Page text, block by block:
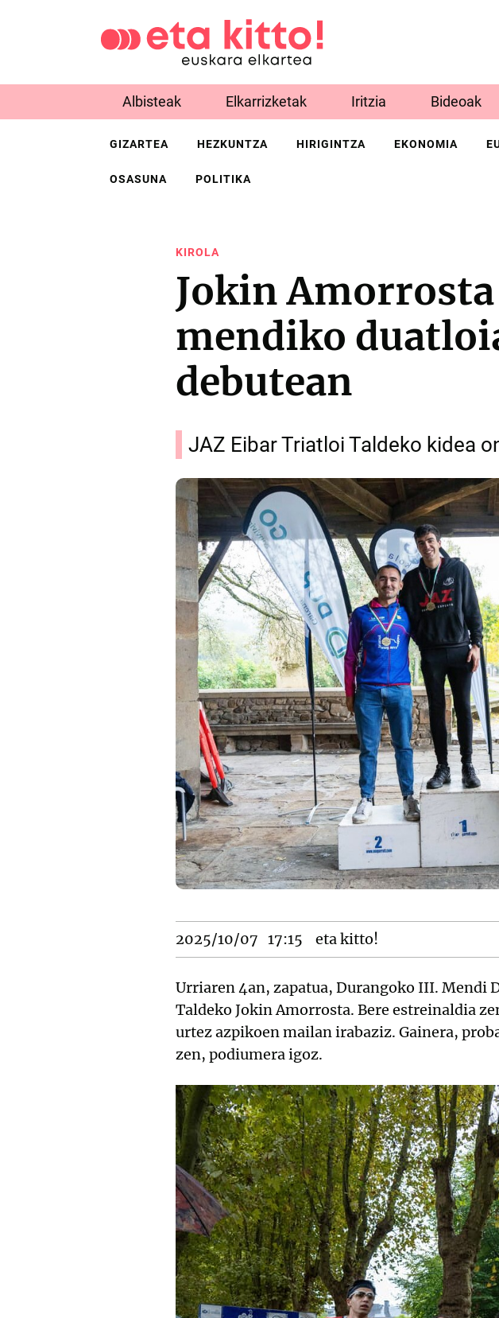
Albisteak Elkarrizketak Iritzia Bideoak
GIZARTEA HEZKUNTZA HIRIGINTZA EKONOMIA
OSASUNA POLITIKA
KIROLA
Jokin
mendiko
debutean
JAZ Eibar Triatloi Taldeko kidea
2025/10/07 17:15 eta kitto!
Urriaren 4an, zapatua, Durangoko III. Mendi
Taldeko Jokin Amorrosta. Bere estreinaldia
urtez azpikoen mailan irabaziz. Gainera,
zen, podiumera igoz.